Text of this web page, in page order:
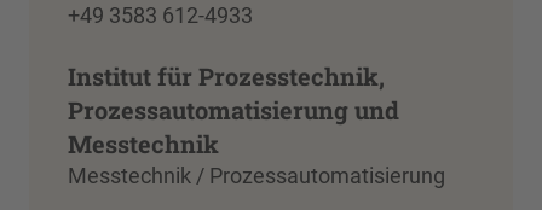
+49 3583 612-4933
Institut für Prozesstechnik,
Prozessautomatisierung und
Messtechnik
Messtechnik / Prozessautomatisierung